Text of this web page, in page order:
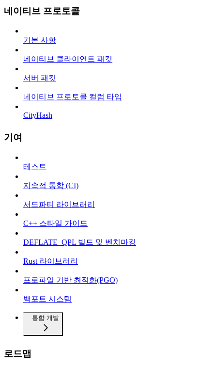
네이티브 프로토콜
기본 사항
네이티브 클라이언트 패킷
서버 패킷
네이티브 프로토콜 컬럼 타입
CityHash
기여
테스트
지속적 통합 (CI)
서드파티 라이브러리
C++ 스타일 가이드
DEFLATE_QPL 빌드 및 벤치마킹
Rust 라이브러리
프로파일 기반 최적화(PGO)
백포트 시스템
통합 개발
로드맵